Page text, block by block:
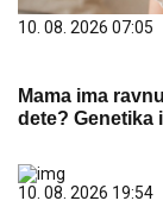
10. 08. 2026 07:05
Mama ima
dete? Genetika
10. 08. 2026 19:54